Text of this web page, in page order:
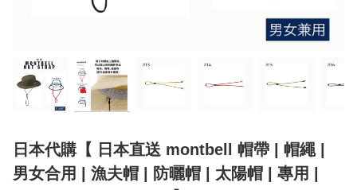
日本代購【 日本直送 montbell 帽帶 | 帽繩 |
男女合用 | 漁夫帽 | 防曬帽 | 太陽帽 | 專用 |